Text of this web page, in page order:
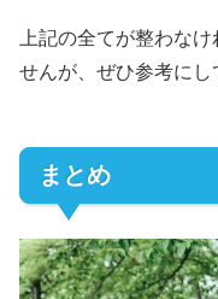
上記の全てが整わな
せんが、ぜひ参考にし
まとめ